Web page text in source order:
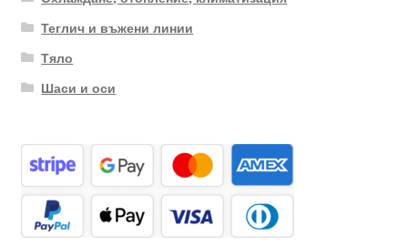
Теглич и въжени линии
Тяло
Шаси и оси